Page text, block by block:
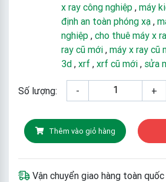
x ray công nghiệp , máy
định an toàn phóng xạ ,
nghiệp , cho thuê máy x
ray cũ mới , máy x ray cũ
3d , xrf , xrf cũ mới , sửa
Số lượng: - +
Thêm vào giỏ hàng
Vận chuyển giao hàng toàn quốc